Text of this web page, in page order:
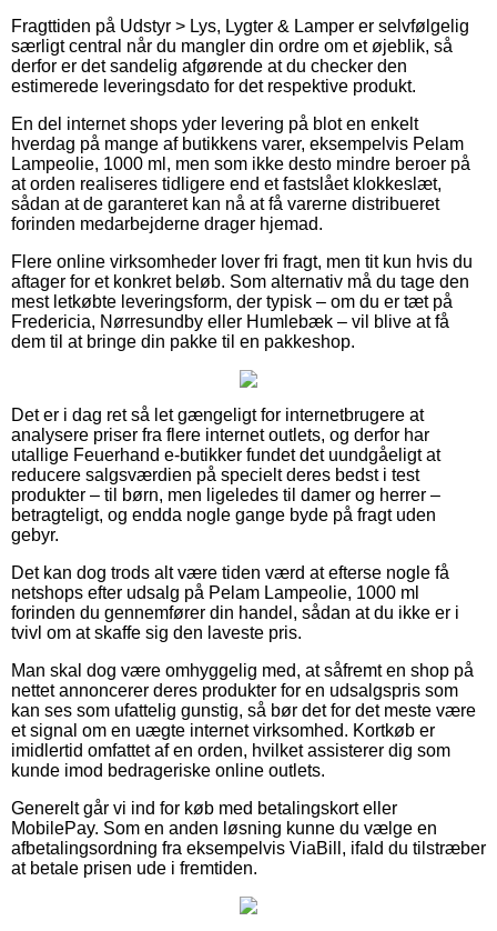
Fragttiden på Udstyr > Lys, Lygter & Lamper er selvfølgelig
særligt central når du mangler din ordre om et øjeblik, så
derfor er det sandelig afgørende at du checker den
estimerede leveringsdato for det respektive produkt.
En del internet shops yder levering på blot en enkelt
hverdag på mange af butikkens varer, eksempelvis Pelam
Lampeolie, 1000 ml, men som ikke desto mindre beroer på
at orden realiseres tidligere end et fastslået klokkeslæt,
sådan at de garanteret kan nå at få varerne distribueret
forinden medarbejderne drager hjemad.
Flere online virksomheder lover fri fragt, men tit kun hvis du
aftager for et konkret beløb. Som alternativ må du tage den
mest letkøbte leveringsform, der typisk – om du er tæt på
Fredericia, Nørresundby eller Humlebæk – vil blive at få
dem til at bringe din pakke til en pakkeshop.
Det er i dag ret så let gængeligt for internetbrugere at
analysere priser fra flere internet outlets, og derfor har
utallige Feuerhand e-butikker fundet det uundgåeligt at
reducere salgsværdien på specielt deres bedst i test
produkter – til børn, men ligeledes til damer og herrer –
betragteligt, og endda nogle gange byde på fragt uden
gebyr.
Det kan dog trods alt være tiden værd at efterse nogle få
netshops efter udsalg på Pelam Lampeolie, 1000 ml
forinden du gennemfører din handel, sådan at du ikke er i
tvivl om at skaffe sig den laveste pris.
Man skal dog være omhyggelig med, at såfremt en shop på
nettet annoncerer deres produkter for en udsalgspris som
kan ses som ufattelig gunstig, så bør det for det meste være
et signal om en uægte internet virksomhed. Kortkøb er
imidlertid omfattet af en orden, hvilket assisterer dig som
kunde imod bedrageriske online outlets.
Generelt går vi ind for køb med betalingskort eller
MobilePay. Som en anden løsning kunne du vælge en
afbetalingsordning fra eksempelvis ViaBill, ifald du tilstræber
at betale prisen ude i fremtiden.